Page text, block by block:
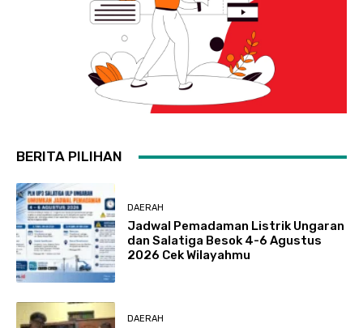
BERITA PILIHAN
DAERAH
Jadwal Pemadaman Listrik Ungaran
dan Salatiga Besok 4-6 Agustus
2026 Cek Wilayahmu
DAERAH